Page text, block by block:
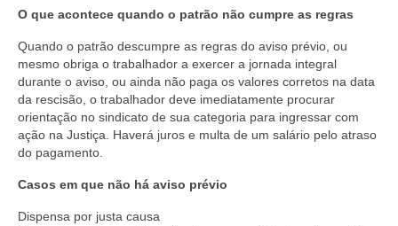
O que acontece quando o patrão não cumpre as regras
Quando o patrão descumpre as regras do aviso prévio, ou
mesmo obriga o trabalhador a exercer a jornada integral
durante o aviso, ou ainda não paga os valores corretos na data
da rescisão, o trabalhador deve imediatamente procurar
orientação no sindicato de sua categoria para ingressar com
ação na Justiça. Haverá juros e multa de um salário pelo atraso
do pagamento.
Casos em que não há aviso prévio
Dispensa por justa causa